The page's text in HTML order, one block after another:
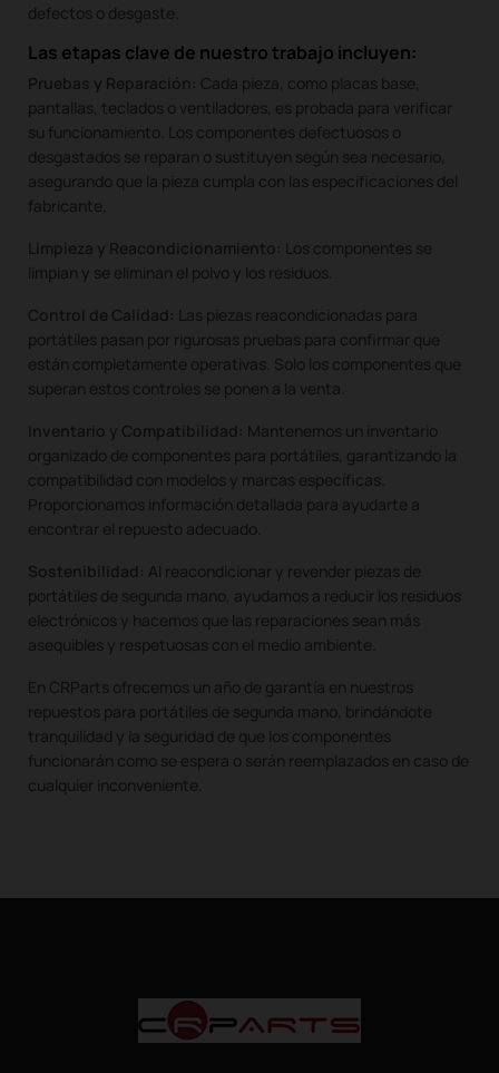
defectos o desgaste.
Las etapas clave de nuestro trabajo incluyen:
Pruebas y Reparación: Cada pieza, como placas base,
pantallas, teclados o ventiladores, es probada para verificar
su funcionamiento. Los componentes defectuosos o
desgastados se reparan o sustituyen según sea necesario,
asegurando que la pieza cumpla con las especificaciones del
fabricante.
Limpieza y Reacondicionamiento:
Los componentes se
limpian y se eliminan el polvo y los residuos.
Control de Calidad:
Las piezas reacondicionadas para
portátiles pasan por rigurosas pruebas para confirmar que
están completamente operativas. Solo los componentes que
superan estos controles se ponen a la venta.
Inventario y Compatibilidad: Mantenemos un inventario
organizado de componentes para portátiles, garantizando la
compatibilidad con modelos y marcas específicas.
Proporcionamos información detallada para ayudarte a
encontrar el repuesto adecuado.
Sostenibilidad: Al reacondicionar y revender piezas de
portátiles de segunda mano, ayudamos a reducir los residuos
electrónicos y hacemos que las reparaciones sean más
asequibles y respetuosas con el medio ambiente.
En CRParts ofrecemos un año de garantía en nuestros
repuestos para portátiles de segunda mano, brindándote
tranquilidad y la seguridad de que los componentes
funcionarán como se espera o serán reemplazados en caso de
cualquier inconveniente.